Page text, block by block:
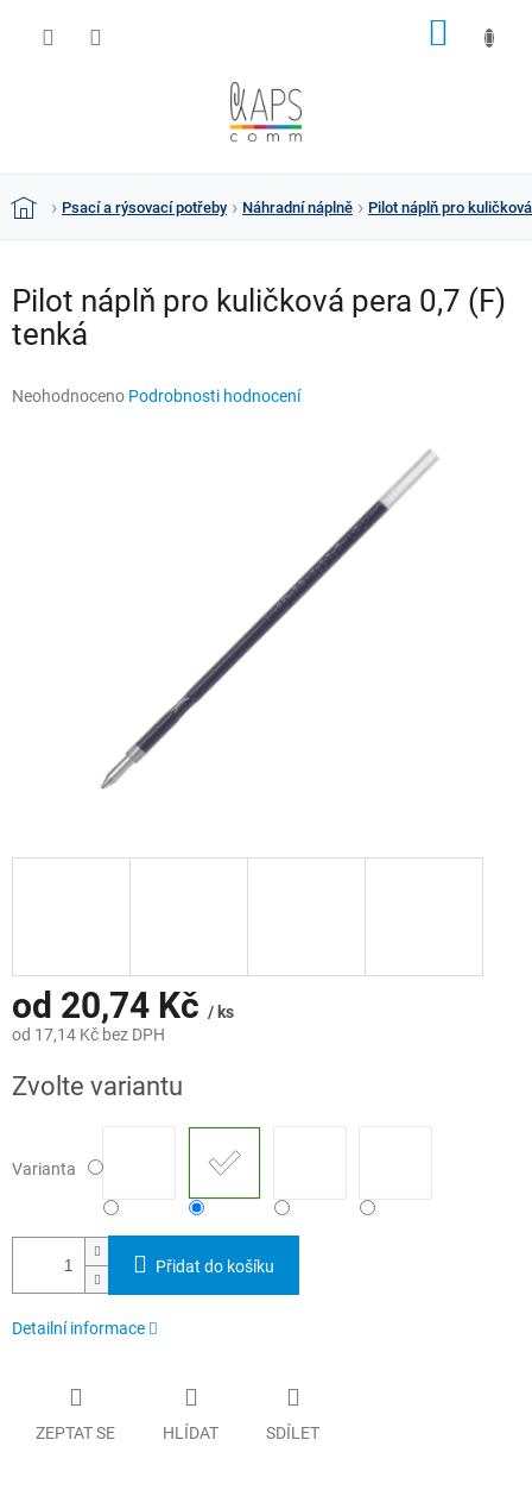
DomůPsací a rýsovací potřeby Náhradní náplně Pilot náplň pro
Pilot náplň pro kuličková pera 0,7 (F)
tenká
Průměrné
Neohodnoceno Podrobnosti hodnocení
od 20,74 Kč / ks
od 17,14 Kč bez DPH
cena:
Zvolte variantu
Varianta
Přidat do košíku
Detailní informace
ZEPTAT SE HLÍDAT SDÍLET